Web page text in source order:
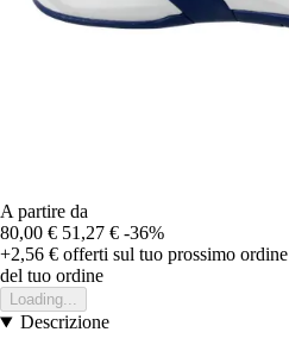
A partire da
80,00 € 51,27 € -36%
+2,56 € offerti sul tuo prossimo ordine
del tuo ordine
Loading...
Descrizione